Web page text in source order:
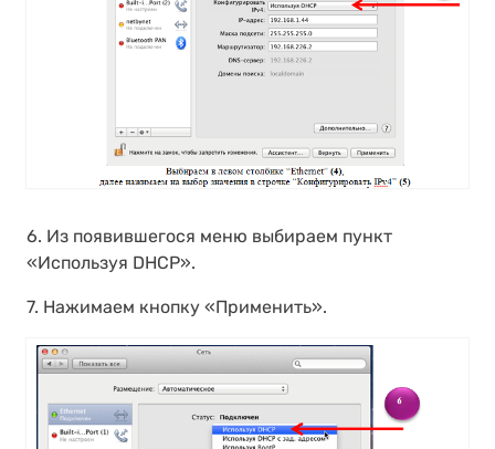
6. Из появившегося меню выбираем пункт
«Используя DHCP».
7. Нажимаем кнопку «Применить».